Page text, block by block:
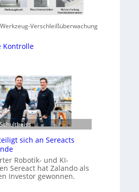
Verschleißüberwachung
Kontrolle
sich an Sereacts
Robotik- und KI-
Sereact hat Zalando als
Investor gewonnen.